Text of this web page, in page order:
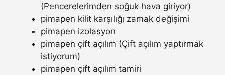
(Pencerelerimden soğuk hava giriyor)
pimapen kilit karşılığı zamak değişimi
pimapen izolasyon
pimapen çift açılım (Çift açılım yaptırmak
istiyorum)
pimapen çift açılım tamiri